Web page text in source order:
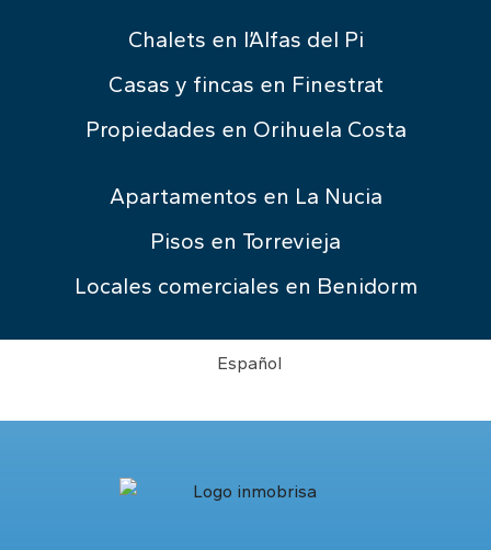
Chalets en l’Alfas del Pi
Casas y fincas en Finestrat
Propiedades en Orihuela Costa
Apartamentos en La Nucia
Pisos en Torrevieja
Locales comerciales en Benidorm
Español